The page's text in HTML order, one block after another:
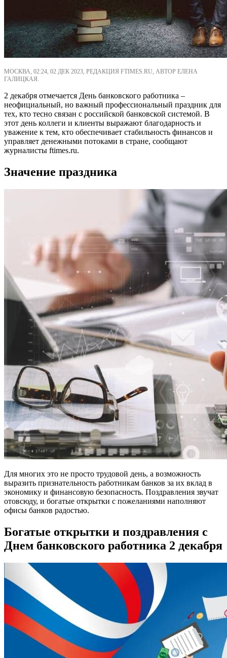
МОСКВА, 02:24, 02 ДЕК 2023, РЕДАКЦИЯ FTIMES.RU, АВТОР ЕЛЕНА
ГАЛИЦКАЯ.
2 декабря отмечается День банковского работника –
неофициальный, но важный профессиональный праздник для
тех, кто тесно связан с российской банковской системой. В
этот день коллеги и клиенты выражают благодарность и
уважение к тем, кто обеспечивает стабильность финансов и
управляет денежными потоками в стране, сообщают
журналисты ftimes.ru.
Значение праздника
Для многих это не просто трудовой день, а возможность
выразить признательность работникам банков за их вклад в
экономику и финансовую безопасность. Поздравления звучат
отовсюду, и богатые открытки с пожеланиями наполняют
офисы банков радостью.
Богатые открытки и поздравления с
Днем банковского работника 2 декабря